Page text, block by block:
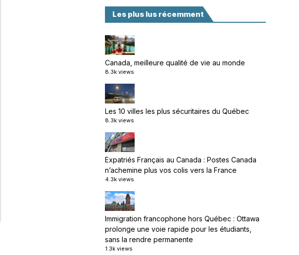
Les plus lus récemment
Canada, meilleure qualité de vie au monde
8.3k views
Les 10 villes les plus sécuritaires du Québec
8.3k views
Expatriés Français au Canada : Postes Canada
n’achemine plus vos colis vers la France
4.3k views
Immigration francophone hors Québec : Ottawa
prolonge une voie rapide pour les étudiants,
sans la rendre permanente
1.3k views